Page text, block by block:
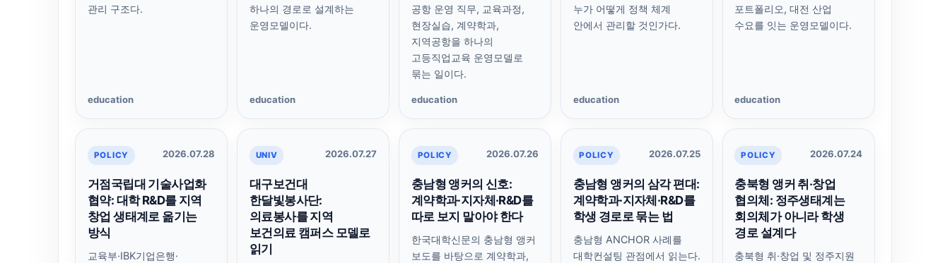
관리 구조다.
education
하나의 경로로 설계하는
운영모델이다.
education
공항 운영 직무, 교육과정,
현장실습, 계약학과,
지역공항을 하나의
고등직업교육 운영모델로
묶는 일이다.
education
누가 어떻게 정책 체계
안에서 관리할 것인가다.
education
포트폴리오, 대전 산업
수요를 잇는 운영모델이다.
education
POLICY 2026.07.28
거점국립대 기술사업화
협약: 대학 R&D를 지역
창업 생태계로 옮기는
방식
교육부·IBK기업은행·
UNIV 2026.07.27
대구보건대
한달빛봉사단:
의료봉사를 지역
보건의료 캠퍼스 모델로
읽기
POLICY 2026.07.26
충남형 앵커의 신호:
계약학과·지자체·R&D를
따로 보지 말아야 한다
한국대학신문의 충남형 앵커
보도를 바탕으로 계약학과,
POLICY 2026.07.25
충남형 앵커의 삼각 편대:
계약학과·지자체·R&D를
학생 경로로 묶는 법
충남형 ANCHOR 사례를
대학컨설팅 관점에서 읽는다.
POLICY 2026.07.24
충북형 앵커 취·창업
협의체: 정주생태계는
회의체가 아니라 학생
경로 설계다
충북형 취·창업 및 정주지원